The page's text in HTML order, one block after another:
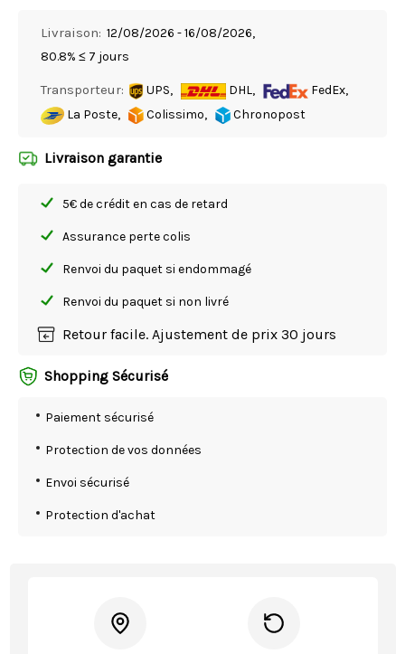
Livraison: 12/08/2026 - 16/08/2026,
80.8% ≤ 7 jours
Transporteur: UPS, DHL,
FedEx,
La Poste,
Colissimo, Chronopost
Livraison garantie
5€ de crédit en cas de retard
Assurance perte colis
Renvoi du paquet si endommagé
Renvoi du paquet si non livré
Retour facile. Ajustement de prix 30 jours
Shopping Sécurisé
Paiement sécurisé
Protection de vos données
Envoi sécurisé
Protection d'achat